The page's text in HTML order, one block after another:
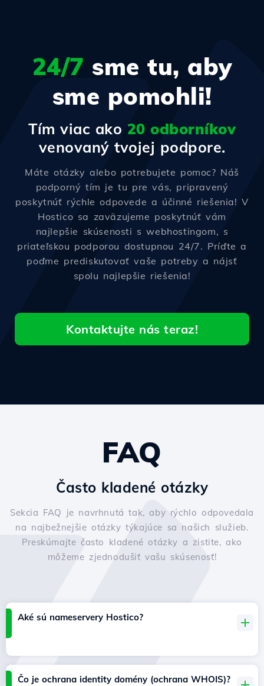
24/7 sme tu, aby
sme pomohli!
Tím viac ako 20 odborníkov
venovaný tvojej podpore.
Máte otázky alebo potrebujete pomoc? Náš
podporný tím je tu pre vás, pripravený
poskytnúť rýchle odpovede a účinné riešenia! V
Hostico sa zaväzujeme poskytnúť vám
najlepšie skúsenosti s webhostingom, s
priateľskou podporou dostupnou 24/7. Príďte a
poďme prediskutovať vaše potreby a nájsť
spolu najlepšie riešenia!
Kontaktujte nás teraz!
FAQ
Často kladené otázky
Sekcia FAQ je navrhnutá tak, aby rýchlo odpovedala
na najbežnejšie otázky týkajúce sa našich služieb.
Preskúmajte často kladené otázky a zistite, ako
môžeme zjednodušiť vašu skúsenosť!
Aké sú nameservery Hostico?
Čo je ochrana identity domény (ochrana WHOIS)?